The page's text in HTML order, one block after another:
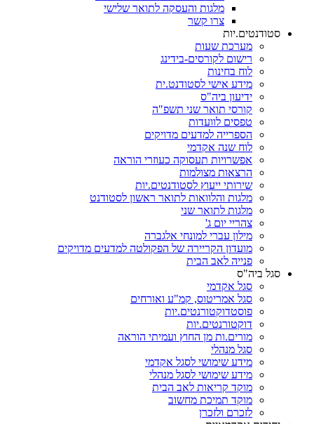
מלגות והעסקה לתואר שלישי
צרו קשר
סטודנטים.יות
מערכת שעות
רישום לקורסים-בידינג
לוח בחינות
מידע אישי לסטודנט.ית
ידיעון ביה"ס
קורסי תואר שני תשפ"ה
טפסים לוועדות
הספרייה למדעים מדויקים
לוח שנה אקדמי
אפשרויות תעסוקה כעוזרי הוראה
הרצאות מצולמות
שירותי ייעוץ לסטודנטים.יות
מלגות והלוואות לתואר ראשון לסטודנט
מלגות לתואר שני
צהריי יום ג'
מילון עברי למונחי אלגברה
מועדון הקריירה של הפקולטה למדעים מדויקים
פנייה לאב הבית
סגל ביה"ס
סגל אקדמי
סגל אמריטוס, קמ"ע ואורחים
פוסטדוקטורנטים.יות
דוקטורנטים.יות
מורים.ות מן החוץ ועמיתי הוראה
סגל מנהלי
מידע שימושי לסגל אקדמי
מידע שימושי לסגל מנהלי
מוקד קריאות לאב הבית
מוקד תמיכת מחשוב
לזכרם ולזכרן